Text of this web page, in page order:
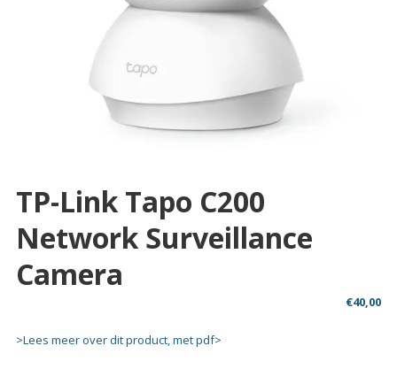
TP-Link Tapo C200
Network Surveillance
Camera
€40,00
>Lees meer over dit product, met pdf>